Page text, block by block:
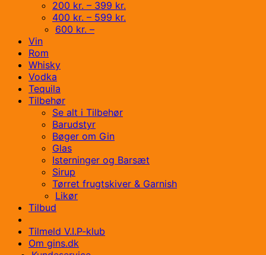
200 kr. – 399 kr.
400 kr. – 599 kr.
600 kr. –
Vin
Rom
Whisky
Vodka
Tequila
Tilbehør
Se alt i Tilbehør
Barudstyr
Bøger om Gin
Glas
Isterninger og Barsæt
Sirup
Tørret frugtskiver & Garnish
Likør
Tilbud
Tilmeld V.I.P-klub
Om gins.dk